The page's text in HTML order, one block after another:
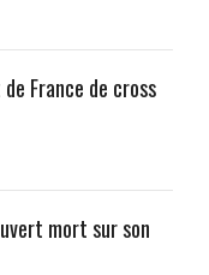
de France de cross
mort sur son